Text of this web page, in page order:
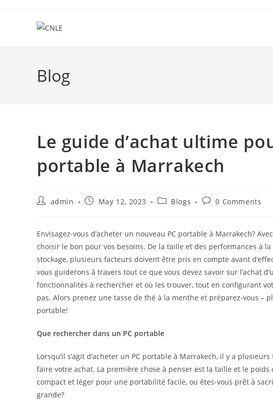
Blog
Le guide d’achat ultime
portable à Marrakech
Postadmin
PostMay 12, 2023
PostBlogs
Post0 Comments
Envisagez-vous d’acheter un nouveau PC portable à Marrakech?
choisir le bon pour vos besoins. De la taille et des performances à
stockage, plusieurs facteurs doivent être pris en compte avant
vous guiderons à travers tout ce que vous devez savoir sur l’achat
fonctionnalités à rechercher et où les trouver, tout en configurant
pas. Alors prenez une tasse de thé à la menthe et préparez-vous –
portable!
Que rechercher dans un PC portable
Lorsqu’il s’agit d’acheter un PC portable à Marrakech, il y a
faire votre achat. La première chose à penser est la taille et le poids
compact et léger pour une portabilité facile, ou êtes-vous prêt à
grande?